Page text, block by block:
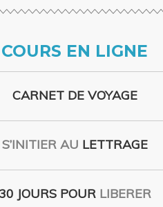
COURS EN LIGNE
CARNET DE VOYAGE
S’INITIER AU LETTRAGE
JOURS POURLIBERER